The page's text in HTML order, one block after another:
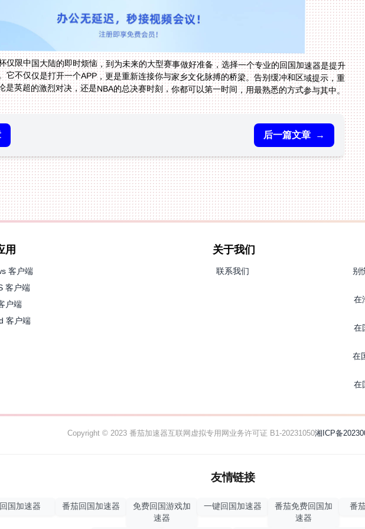
仅限中国大陆的即时烦恼，到为未来的大型赛事做好准备，选择一个专业的回国加速器是提升
它不仅仅是打开一个APP，更是重新连接你与家乡文化脉搏的桥梁。告别缓冲和区域提示，重
是英超的激烈对决，还是NBA的总决赛时刻，你都可以第一时间，用最熟悉的方式参与其中。
后一篇文章 →
用
客户端
客户端
户端
客户端
关于我们
联系我们 别
在
在
在
在
Copyright © 2023 番茄加速器互联网虚拟专用网业务许可证 B1-20231050湘ICP备
友情链接
回国加速器 番茄回国加速器
免费回国游戏加
速器
一键回国加速器
番茄免费回国加
速器
番